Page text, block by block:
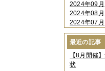
2024年09月
2024年08月
2024年07月
2024年06月
2024年04月
2024年03月
2024年02月
2023年12月
最近の記事
【8月開催
状